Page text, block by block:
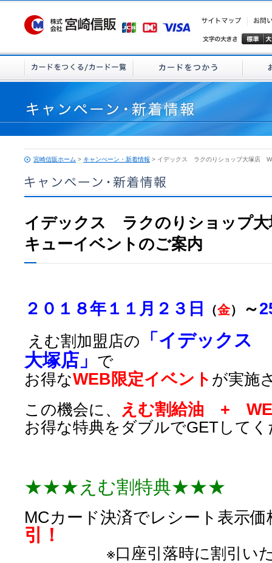
宮崎信販ホーム > キャンぺーン・新着情報 > イデックス ラクのりショップ大塚店
イデックス ラクのりショップ
キューイベントのご案内
２０１８年１１月２３日 （金） ～
えむ割加盟店の
「イデックス
大塚店」 で
お得なWEB限定イベント が実施
この機会に、
えむ割給油 +
お得な特典をダブルでGETして
★★★えむ割特典★★★
MCカード決済でレシート表示価
引！
※口座引落時に割引い